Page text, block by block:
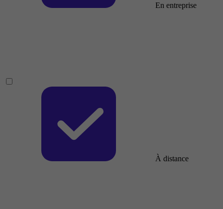
En entreprise
À distance